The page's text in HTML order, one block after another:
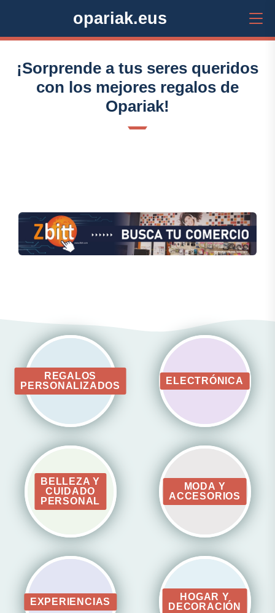
opariak.eus
¡Sorprende a tus seres queridos
con los mejores regalos de
Opariak!
REGALOS
PERSONALIZADOS
ELECTRÓNICA
BELLEZA Y
CUIDADO
PERSONAL
MODA Y
ACCESORIOS
EXPERIENCIAS
HOGAR Y
DECORACIÓN